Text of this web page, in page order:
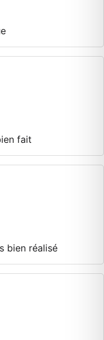
fait
bien réalisé